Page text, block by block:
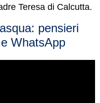
Teresa di Calcutta.
pensieri
WhatsApp